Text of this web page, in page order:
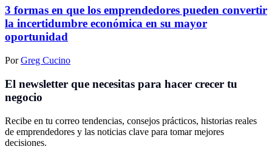
3 formas en que los emprendedores pueden convertir
la incertidumbre económica en su mayor
oportunidad
PorGreg Cucino
El newsletter que necesitas para hacer crecer tu
negocio
Recibe en tu correo tendencias, consejos prácticos, historias reales
de emprendedores y las noticias clave para tomar mejores
decisiones.